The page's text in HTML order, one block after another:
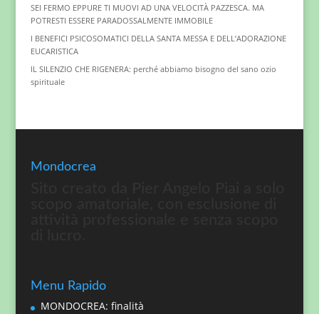
SEI FERMO EPPURE TI MUOVI AD UNA VELOCITÀ PAZZESCA. MA
POTRESTI ESSERE PARADOSSALMENTE IMMOBILE
I BENEFICI PSICOSOMATICI DELLA SANTA MESSA E DELL’ADORAZIONE
EUCARISTICA
IL SILENZIO CHE RIGENERA: perché abbiamo bisogno del sano ozio
spirituale
Mondocrea
Menu Rapido
MONDOCREA: finalità